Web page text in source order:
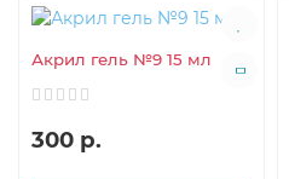
Акрил гель №9 15 мл
300 р.